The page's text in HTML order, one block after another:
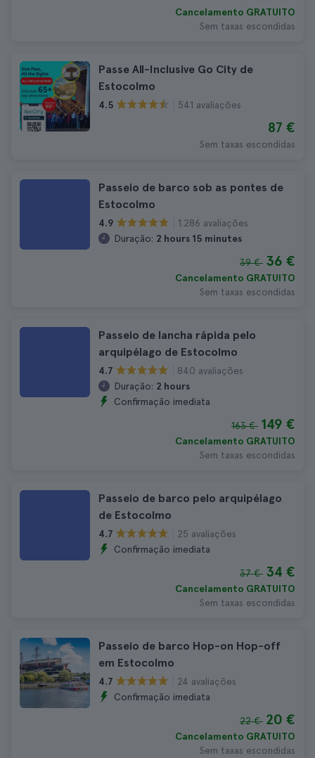
Cancelamento GRATUITO
Sem taxas escondidas
Passe All-Inclusive Go City de
Estocolmo
4.5 541 avaliações
87 €
Sem taxas escondidas
Passeio de barco sob as pontes de
Estocolmo
4.9
1.286 avaliações
Duração: 2 hours 15 minutes
39 € 36 €
Cancelamento GRATUITO
Sem taxas escondidas
Passeio de lancha rápida pelo
arquipélago de Estocolmo
4.7
840 avaliações
Duração: 2 hours
Confirmação imediata
163 € 149 €
Cancelamento GRATUITO
Sem taxas escondidas
Passeio de barco pelo arquipélago
de Estocolmo
4.7
25 avaliações
Confirmação imediata
37 € 34 €
Cancelamento GRATUITO
Sem taxas escondidas
Passeio de barco Hop-on Hop-off
em Estocolmo
4.7
24 avaliações
Confirmação imediata
22 € 20 €
Cancelamento GRATUITO
Sem taxas escondidas